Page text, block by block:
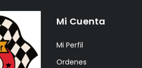
Mi Cuenta
Mi Perfil
Ordenes